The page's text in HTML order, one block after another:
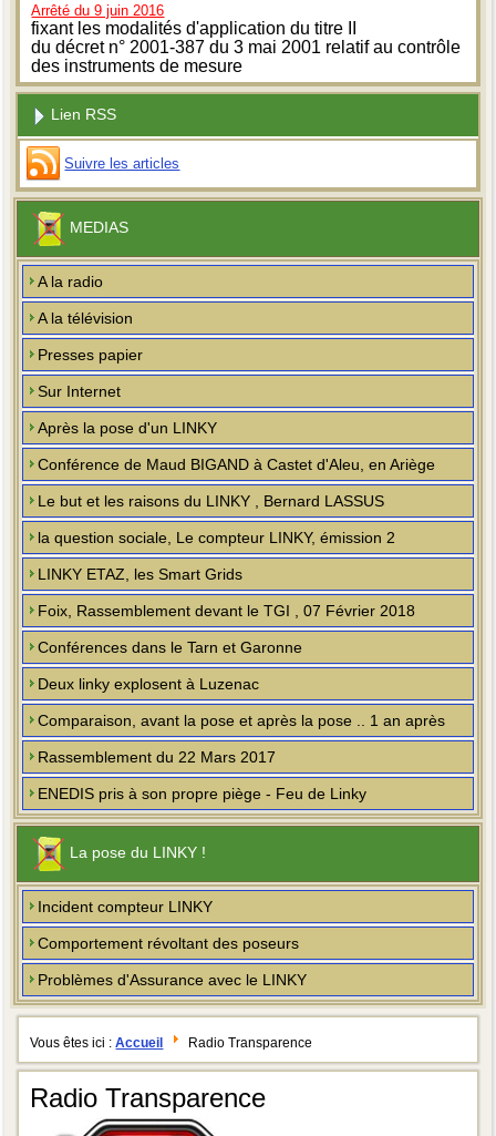
Arrêté du 9 juin 2016
fixant les modalités d'application du titre II
du décret n° 2001-387 du 3 mai 2001 relatif au contrôle
des instruments de mesure
Lien RSS
Suivre les articles
MEDIAS
A la radio
A la télévision
Presses papier
Sur Internet
Après la pose d'un LINKY
Conférence de Maud BIGAND à Castet d'Aleu, en Ariège
Le but et les raisons du LINKY , Bernard LASSUS
la question sociale, Le compteur LINKY, émission 2
LINKY ETAZ, les Smart Grids
Foix, Rassemblement devant le TGI , 07 Février 2018
Conférences dans le Tarn et Garonne
Deux linky explosent à Luzenac
Comparaison, avant la pose et après la pose .. 1 an après
Rassemblement du 22 Mars 2017
ENEDIS pris à son propre piège - Feu de Linky
La pose du LINKY !
Incident compteur LINKY
Comportement révoltant des poseurs
Problèmes d'Assurance avec le LINKY
Vous êtes ici :Accueil Radio Transparence
Radio Transparence